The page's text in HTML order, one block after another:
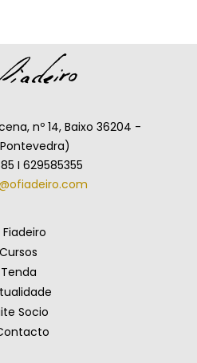
nº 14, Baixo 36204 -
I 629585355
Fiadeiro
Cursos
Tenda
Socio